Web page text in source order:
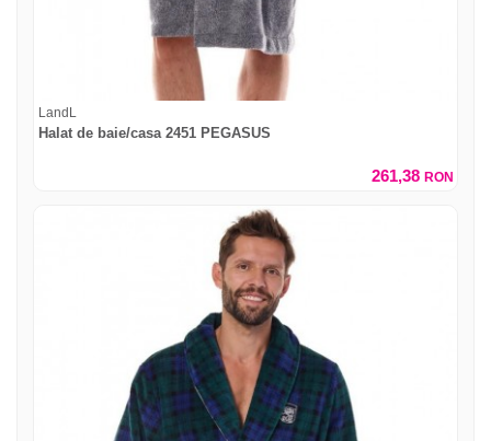
LandL
Halat de baie/casa 2451 PEGASUS
261,38 RON